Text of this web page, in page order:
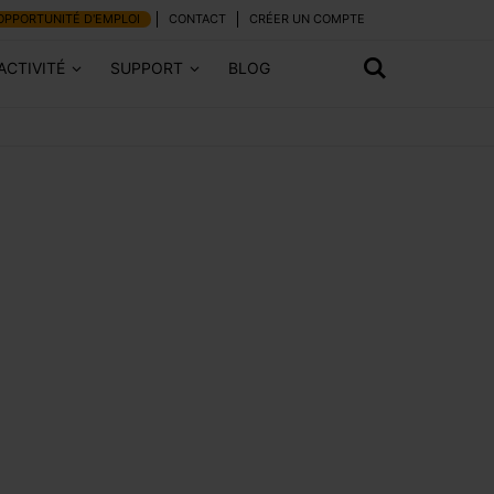
D'EMPLOI CONTACT CRÉER UN COMPTE
SUPPORT BLOG